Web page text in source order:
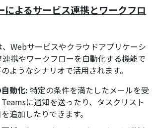
によるサービス連携とワークフロ
Webサービスやクラウドアプリケーシ
携やワークフローを自動化する機能で
ようなシナリオで活用されます。
動化: 特定の条件を満たしたメールを受
に通知を送ったり、タスクリスト
追加したりできます。